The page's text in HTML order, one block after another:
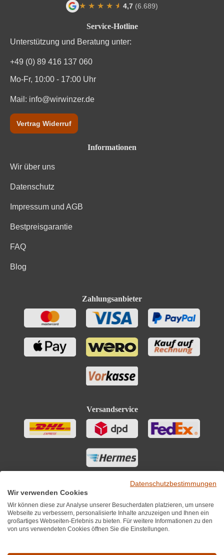
Service-Hotline
Unterstützung und Beratung unter:
+49 (0) 89 416 137 060
Mo-Fr, 10:00 - 17:00 Uhr
Mail: info@wirwinzer.de
Vertrag Widerruf
Informationen
Wir über uns
Datenschutz
Impressum und AGB
Bestpreisgarantie
FAQ
Blog
Zahlungsanbieter
Versandservice
★ ★ ★ ★ ★
★ 4,7 (6.689)
Datenschutzbestimmungen
Wir verwenden Cookies
Wir können diese zur Analyse unserer Besucherdaten platzieren, um unsere
Webseite zu verbessern, personalisierte Inhalte anzuzeigen und Ihnen ein
großartiges Webseiten-Erlebnis zu bieten. Für weitere Informationen zu den
von uns verwendeten Cookies öffnen Sie die Einstellungen.